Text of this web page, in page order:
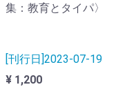
集：教育とタイパ〉
[刊行日]2023-07-19
¥ 1,200